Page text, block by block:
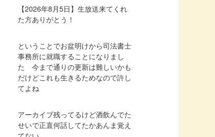
【2026年8月5日】生放送来てくれ
た方ありがとう！
ということでお盆明けから司法書士
事務所に就職することになりまし
た 今まで通りの更新は難しいかも
だけどこれも生きるためなので許し
てよね
アーカイブ残ってるけど酒飲んでた
せいで正直何話してたかあんま覚え